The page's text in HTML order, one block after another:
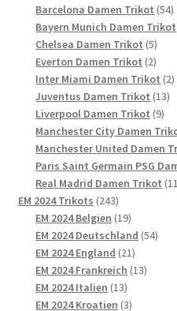
Barcelona Damen Trikot 5454
Bayern Munich Damen Trikot
Chelsea Damen Trikot 55
Everton Damen Trikot 22
Inter Miami Damen Trikot 22
Juventus Damen Trikot 1313
Liverpool Damen Trikot 99
Manchester City Damen
Manchester United Damen
Paris Saint Germain PSG
Real Madrid Damen Trikot
EM 2024 Trikots 243243
Produkte
EM 2024 Belgien 1919
Produkte
EM 2024 Deutschland 5454
EM 2024 England 2121
Produkte
EM 2024 Frankreich 1313
EM 2024 Italien 1313
Produkte
EM 2024 Kroatien 33